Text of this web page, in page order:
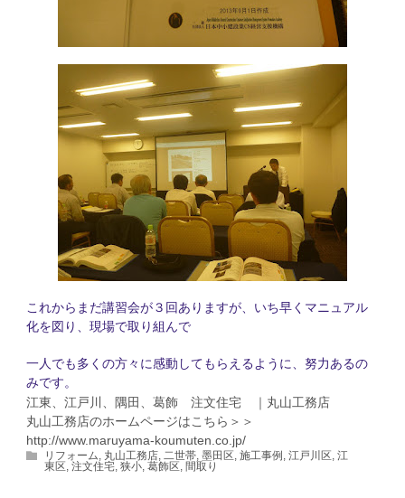
これからまだ講習会が３回ありますが、いち早くマニュアル
化を図り、現場で取り組んで
一人でも多くの方々に感動してもらえるように、努力あるの
みです。
江東、江戸川、隅田、葛飾 注文住宅 ｜丸山工務店
丸山工務店のホームページはこちら＞＞
http://www.maruyama-koumuten.co.jp/
リフォーム 丸山工務店 二世帯 墨田区 施工事例 江戸川区 江
東区 注文住宅 狭小 葛飾区 間取り